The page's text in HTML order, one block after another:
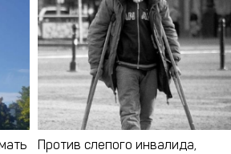
Против слепого инвалида,